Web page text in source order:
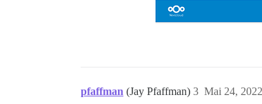
pfaffman (Jay Pfaffman) Mai 24,
3